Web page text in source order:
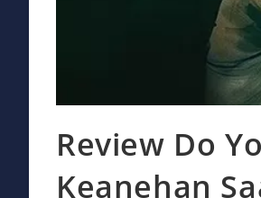
Review Do
Keanehan